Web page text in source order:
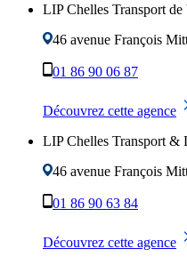
LIP Chelles Transport de
46 avenue François
01 86 90 06 87
Découvrez cette agence
LIP Chelles Transport &
46 avenue François
01 86 90 63 84
Découvrez cette agence